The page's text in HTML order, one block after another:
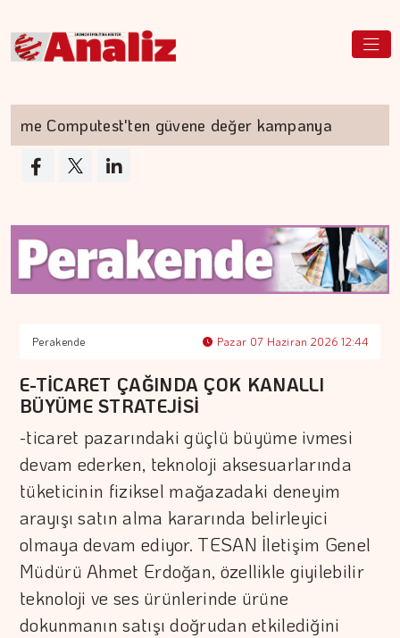
Computest'ten güvene değer kampanya
Perakende Pazar 07 Haziran 2026 12:44
E-TİCARET ÇAĞINDA ÇOK KANALLI
BÜYÜME STRATEJİSİ
-ticaret pazarındaki güçlü büyüme ivmesi
devam ederken, teknoloji aksesuarlarında
tüketicinin fiziksel mağazadaki deneyim
arayışı satın alma kararında belirleyici
olmaya devam ediyor. TESAN İletişim Genel
Müdürü Ahmet Erdoğan, özellikle giyilebilir
teknoloji ve ses ürünlerinde ürüne
dokunmanın satışı doğrudan etkilediğini